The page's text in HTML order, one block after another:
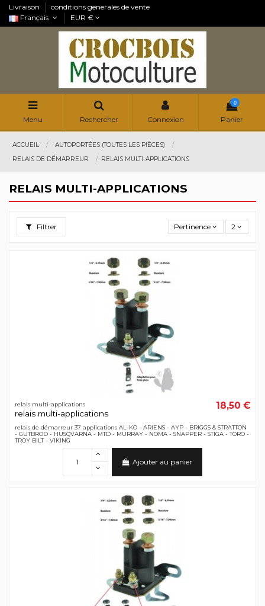
Livraison
conditions generales de vente
Français
EUR €
Menu Rechercher Connexion
0
Panier
ACCUEIL
AUTOPORTÉES (TOUTES LES PIÈCES)
RELAIS DE DÉMARREUR
RELAIS MULTI-APPLICATIONS
RELAIS MULTI-APPLICATIONS
Filtrer Pertinence 2
relais multi-applications
relais multi-applications
18,50 €
relais de démarreur 37 applications AL-KO - ARIENS - AYP - BRIGGS & STRATTON
- GUTBROD - HUSQVARNA - MTD - MURRAY - NOMA - SNAPPER - STIGA - TORO -
TROY BILT - VIKING
Ajouter au panier